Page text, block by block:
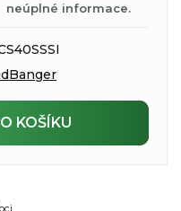
neúplné informace.
KOŠÍKU